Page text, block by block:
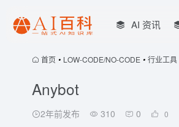
AI 资讯
首页 • LOW-CODE/NO-CODE • 行业工具
Anybot
2年前发布 310 0 0